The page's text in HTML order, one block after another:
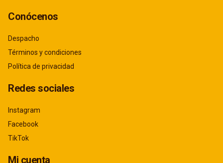
Conócenos
Despacho
Términos y condiciones
Política de privacidad
Redes sociales
Instagram
Facebook
TikTok
Mi cuenta